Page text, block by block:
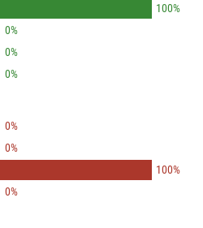
100%
0%
0%
0%
0%
0%
100%
0%